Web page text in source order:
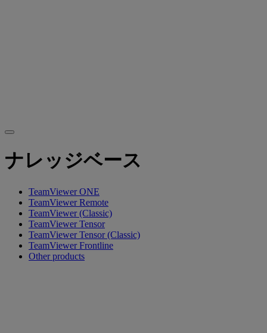
ナレッジベース
TeamViewer ONE
TeamViewer Remote
TeamViewer (Classic)
TeamViewer Tensor
TeamViewer Tensor (Classic)
TeamViewer Frontline
Other products